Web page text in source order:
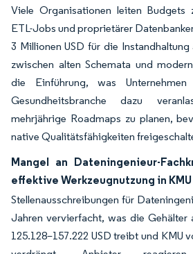
Viele Organisationen leiten Budgets
ETL-Jobs und proprietärer
3 Millionen USD für die
zwischen alten Schemata und
die Einführung, was
Gesundheitsbranche dazu
mehrjährige Roadmaps zu planen,
native Qualitätsfähigkeiten
Mangel an Dateningenieur-
effektive Werkzeugnutzung in
Stellenausschreibungen für
Jahren vervierfacht, was die Gehälter
125.128–157.222 USD treibt und KMU